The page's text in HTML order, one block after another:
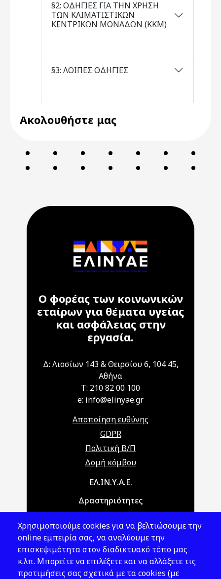
§2: ΟΔΗΓΙΕΣ ΓΙΑ ΤΗΝ ΧΡΗΣΗ
ΤΩΝ ΚΛΙΜΑΤΙΣΤΙΚΩΝ
ΚΕΝΤΡΙΚΩΝ ΜΟΝΑΔΩΝ (ΚΚΜ)
§3: ΛΟΙΠΕΣ ΟΔΗΓΙΕΣ
Ακολουθήστε μας
Ο φορέας των κοινωνικών
εταίρων για θέματα υγείας
και ασφάλειας στην
εργασία.
Δ: Λιοσίων 143 & Θειρσίου 6, 104 45,
Αθήνα
T: 210 82 00 100
e: info@elinyae.gr
Αποποίηση ευθύνης
GDPR
Πολιτική Β/Π
Δομή κόμβου
Main navigationΕΛ.ΙΝ.Υ.Α.Ε.
Δραστηριότητες
Νομοθεσία
Εκδόσεις
Νέα - Εκδηλώσεις
Χρησιμοποιούμε cookies για να βελτιώσουμε την
online εμπειρία σας, να αναλύουμε την
επισκεψιμότητα στον διαδικτυακό τόπο μας
κ.λπ. Μπορείτε να επιλέξετε και να αλλάξετε τις
προτιμήσεις σας σχετικά με τα cookies (με